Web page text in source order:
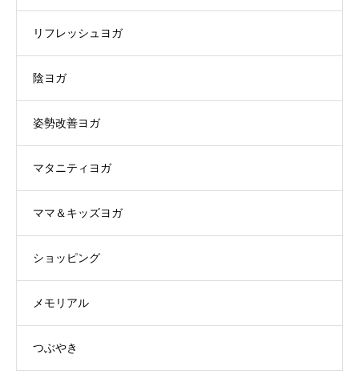
リフレッシュヨガ
陰ヨガ
姿勢改善ヨガ
マタニティヨガ
ママ＆キッズヨガ
ショッピング
メモリアル
つぶやき